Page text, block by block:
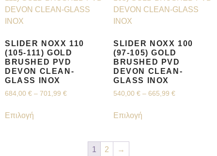
SLIDER NOXX 110
(105-111) GOLD
BRUSHED PVD
DEVON CLEAN-
GLASS INOX
684,00 € – 701,99 €
Επιλογή
SLIDER NOXX 100
(97-105) GOLD
BRUSHED PVD
DEVON CLEAN-
GLASS INOX
540,00 € – 665,99 €
Επιλογή
1 2 →